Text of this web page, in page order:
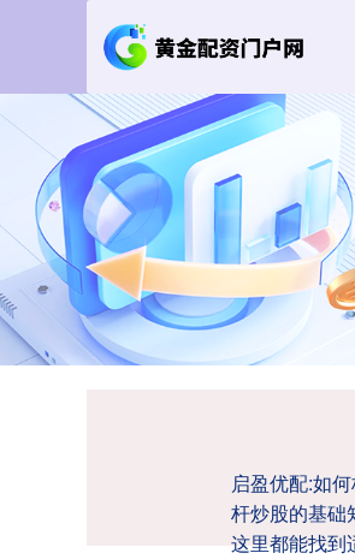
启盈优配:如
杆炒股的基础
这里都能找到